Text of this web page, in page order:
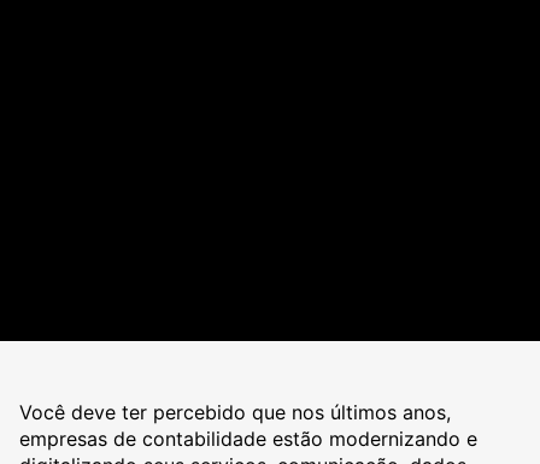
Você deve ter percebido que nos últimos anos,
empresas de contabilidade estão modernizando e